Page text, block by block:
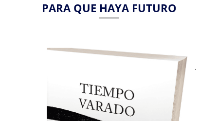
PARA QUE HAYA FUTURO